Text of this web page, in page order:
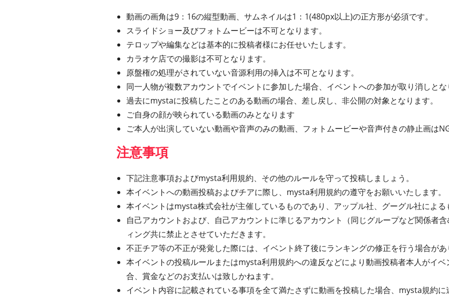
動画の画角は9：16の縦型動画、サムネイルは1：1(480px以上)の正方形が必須です。
スライドショー及びフォトムービーは不可となります。
テロップや編集などは基本的に投稿者様にお任せいたします。
カラオケ店での撮影は不可となります。
原盤権の処理がされていない音源利用の挿入は不可となります。
同一人物が複数アカウントでイベントに参加した場合、イベントへの参加が取り消しとな
過去にmystaに投稿したことのある動画の場合、差し戻し、非公開の対象となります。
ご自身の顔が映られている動画のみとなります
ご本人が出演していない動画や音声のみの動画、フォトムービーや音声付きの静止画は
注意事項
下記注意事項およびmysta利用規約、その他のルールを守って投稿しましょう。
本イベントへの動画投稿およびチアに際し、mysta利用規約の遵守をお願いいたします。
本イベントはmysta株式会社が主催しているものであり、アップル社、グーグル社による
自己アカウントおよび、自己アカウントに準じるアカウント（同じグループなど関係者
ィング共に禁止とさせていただきます。
不正チア等の不正が発覚した際には、イベント終了後にランキングの修正を行う場合があ
本イベントの投稿ルールまたはmysta利用規約への違反などにより動画投稿者本人がイ
合、賞金などのお支払いは致しかねます。
イベント内容に記載されている事項を全て満たさずに動画を投稿した場合、mysta規約